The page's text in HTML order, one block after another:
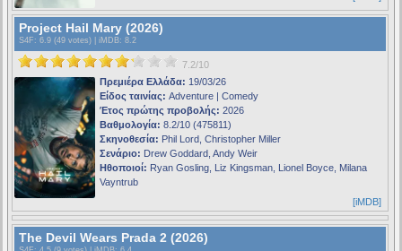
Project Hail Mary (2026)
S4F : 6.9 (49 votes) | iMDB: 8.2
7.2/10
Πρεμιέρα Ελλάδα: 19/03/26
Είδος ταινίας: Adventure | Comedy
Έτος πρώτης προβολής: 2026
Βαθμολογία: 8.2/10 (475811)
Σκηνοθεσία: Phil Lord, Christopher Miller
Σενάριο: Drew Goddard, Andy Weir
Ηθοποιοί: Ryan Gosling, Liz Kingsman, Lionel Boyce, Milana
Vayntrub
[iMDB]
The Devil Wears Prada 2 (2026)